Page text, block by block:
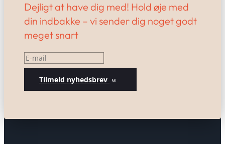
Dejligt at have dig med! Hold øje med
din indbakke – vi sender dig noget godt
meget snart
Tilmeld nyhedsbrev